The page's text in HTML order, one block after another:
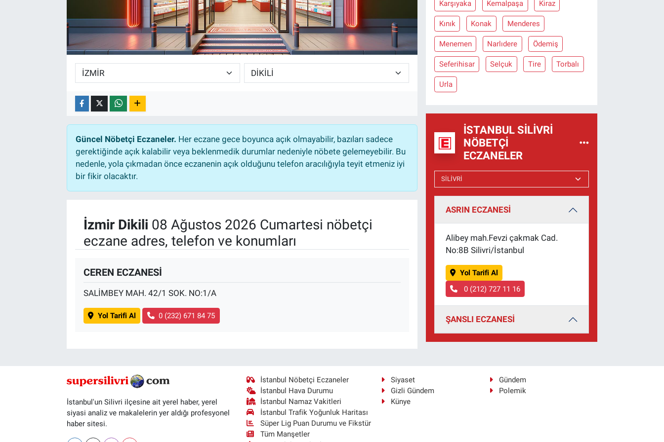
Güncel Nöbetçi Eczaneler. Her eczane gece boyunca açık olmayabilir, bazıları sadece
gerektiğinde açık kalabilir veya beklenmedik durumlar nedeniyle nöbete gelemeyebilir. Bu
nedenle, yola çıkmadan önce eczanenin açık olduğunu telefon aracılığıyla teyit etmeniz iyi
bir fikir olacaktır.
İzmir Dikili 08 Ağustos 2026 Cumartesi nöbetçi
eczane adres, telefon ve konumları
CEREN ECZANESİ
SALİMBEY MAH. 42/1 SOK. NO:1/A
Yol Tarifi Al 0 (232) 671 84 75
Karşıyaka Kemalpaşa Kiraz
Kınık Konak Menderes
Menemen Narlıdere Ödemiş
Seferihisar Selçuk Tire Torbalı
Urla
İSTANBUL SILIVRI
NÖBETÇI
ECZANELER
ASRIN ECZANESİ
Alibey mah.Fevzi çakmak Cad.
No:8B Silivri/İstanbul
Yol Tarifi Al
0 (212) 727 11 16
ŞANSLI ECZANESİ
İstanbul'un Silivri ilçesine ait yerel haber, yerel
siyasi analiz ve makalelerin yer aldığı profesyonel
haber sitesi.
İstanbul Nöbetçi Eczaneler
İstanbul Hava Durumu
İstanbul Namaz Vakitleri
İstanbul Trafik Yoğunluk Haritası
Süper Lig Puan Durumu ve Fikstür
Tüm Manşetler
Siyaset
Gündem
Gizli Gündem
Polemik
Künye